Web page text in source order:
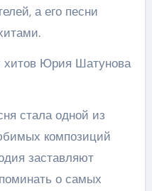
а его песни
Юрия Шатунова
стала одной из
композиций
заставляют
о самых